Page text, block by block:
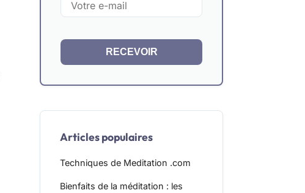
RECEVOIR
Articles populaires
Techniques de Meditation .com
Bienfaits de la méditation : les